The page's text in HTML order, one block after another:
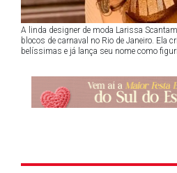
A linda designer de moda Larissa
blocos de carnaval no Rio de Janeiro. Ela
belíssimas e já lança seu nome como